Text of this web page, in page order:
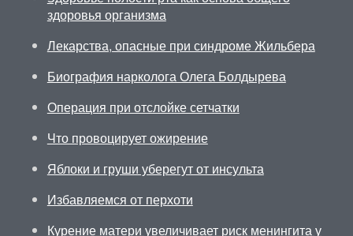
здоровья организма
Лекарства, опасные при синдроме Жильбера
Биография нарколога Олега Болдырева
Операция при отслойке сетчатки
Что провоцирует ожирение
Яблоки и груши уберегут от инсульта
Избавляемся от перхоти
Курение матери увеличивает риск менингита у